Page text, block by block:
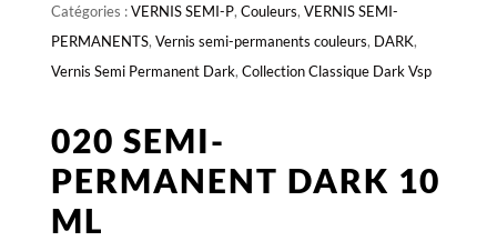
Catégories :VERNIS SEMI-P, Couleurs, VERNIS SEMI-
PERMANENTS, Vernis semi-permanents couleurs, DARK,
Vernis Semi Permanent Dark, Collection Classique Dark Vsp
020 SEMI-
PERMANENT DARK 10
ML